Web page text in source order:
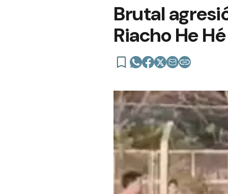
Brutal
Riacho He Hé